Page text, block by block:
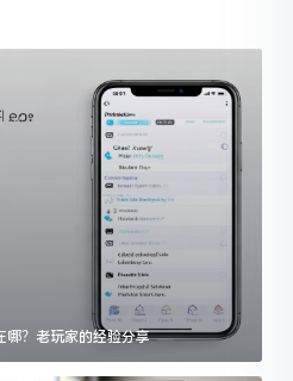
？老玩家的经验分享